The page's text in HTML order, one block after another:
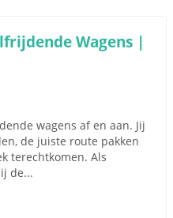
Wagens |
wagens af en aan. Jij
de juiste route pakken
terechtkomen. Als
de...